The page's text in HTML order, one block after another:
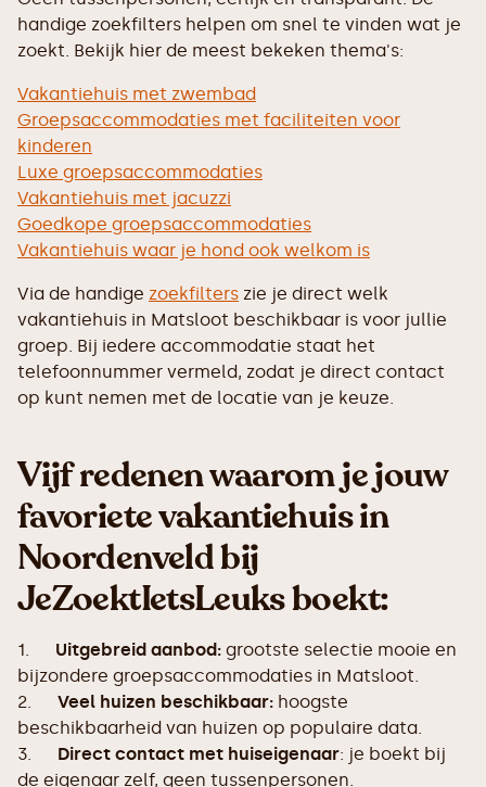
handige zoekfilters helpen om snel te vinden wat je
zoekt. Bekijk hier de meest bekeken thema's:
Vakantiehuis met zwembad
Groepsaccommodaties met faciliteiten voor
kinderen
Luxe groepsaccommodaties
Vakantiehuis met jacuzzi
Goedkope groepsaccommodaties
Vakantiehuis waar je hond ook welkom is
Via de handige zoekfilters zie je direct welk
vakantiehuis in Matsloot beschikbaar is voor jullie
groep. Bij iedere accommodatie staat het
telefoonnummer vermeld, zodat je direct contact
op kunt nemen met de locatie van je keuze.
Vijf redenen waarom je jouw
favoriete vakantiehuis in
Noordenveld bij
JeZoektIetsLeuks boekt:
1. Uitgebreid aanbod: grootste selectie mooie en
bijzondere groepsaccommodaties in Matsloot.
2. Veel huizen beschikbaar: hoogste
beschikbaarheid van huizen op populaire data.
3. Direct contact met huiseigenaar: je boekt bij
de eigenaar zelf, geen tussenpersonen.